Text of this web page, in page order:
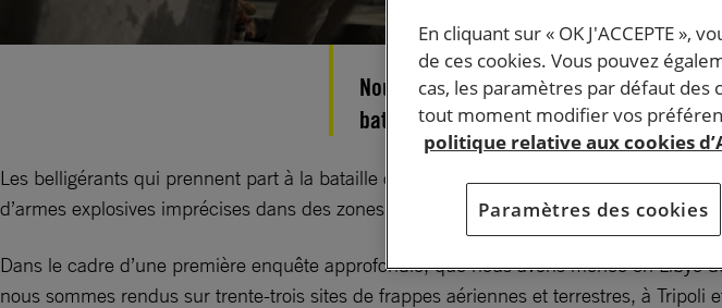
Nous avons enquêté des deux côtés de
bataille qui se déroule en Libye. Pour
Les belligérants qui prennent part à la bataille de Tripoli tuent et mutilent de très
d’armes explosives imprécises dans des zones urbaines peuplées.
Dans le cadre d’une première enquête approfondie, que nous avons menée en
nous sommes rendus sur trente-trois sites de frappes aériennes et terrestres, à Tripoli
En cliquant sur « OK J'ACCEPTE »,
de ces cookies. Vous pouvez
cas, les paramètres par défaut des
tout moment modifier vos
politique relative aux cookies
Paramètres des cookies